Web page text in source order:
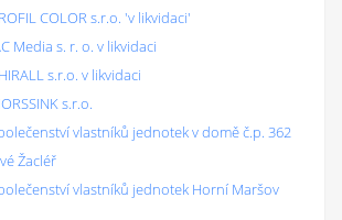
COLOR s.r.o. 'v likvidaci'
Media s. r. o. v likvidaci
s.r.o. v likvidaci
s.r.o.
vlastníků jednotek v domě č.p. 362
Žacléř
vlastníků jednotek Horní Maršov